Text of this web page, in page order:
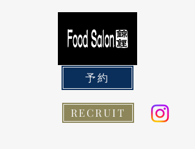
予約
RECRUIT